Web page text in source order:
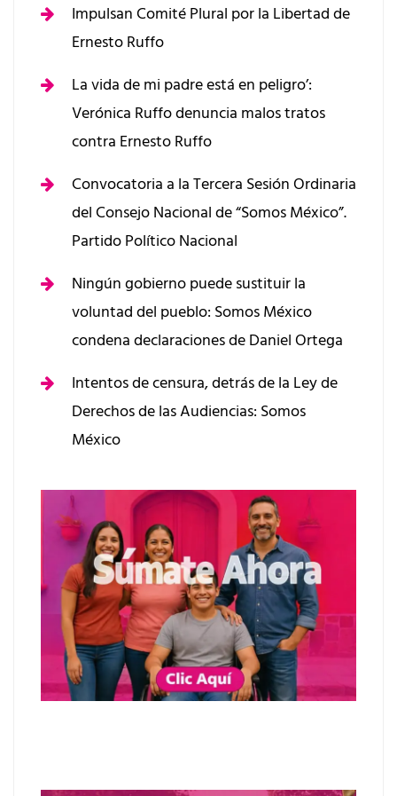
Impulsan Comité Plural por la Libertad de
Ernesto Ruffo
La vida de mi padre está en peligro’:
Verónica Ruffo denuncia malos tratos
contra Ernesto Ruffo
Convocatoria a la Tercera Sesión Ordinaria
del Consejo Nacional de “Somos México”.
Partido Político Nacional
Ningún gobierno puede sustituir la
voluntad del pueblo: Somos México
condena declaraciones de Daniel Ortega
Intentos de censura, detrás de la Ley de
Derechos de las Audiencias: Somos
México